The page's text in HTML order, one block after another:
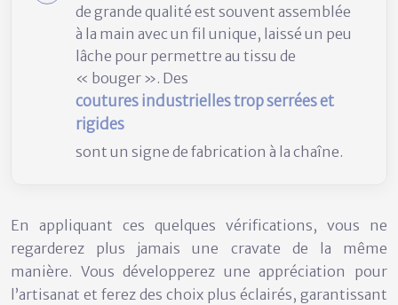
de grande qualité est souvent assemblée
à la main avec un fil unique, laissé un peu
lâche pour permettre au tissu de
« bouger ». Des
coutures industrielles trop serrées et
rigides
sont un signe de fabrication à la chaîne.
En appliquant ces quelques vérifications, vous ne
regarderez plus jamais une cravate de la même
manière. Vous développerez une appréciation pour
l’artisanat et ferez des choix plus éclairés, garantissant